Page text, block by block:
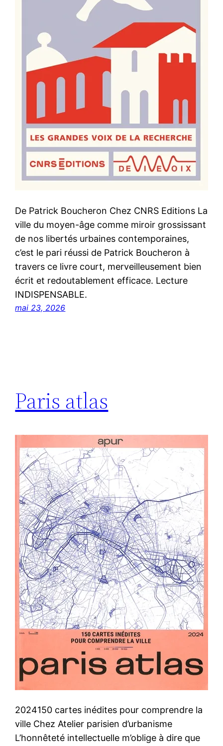
De Patrick Boucheron Chez CNRS Editions La
ville du moyen-âge comme miroir grossissant
de nos libertés urbaines contemporaines,
c’est le pari réussi de Patrick Boucheron à
travers ce livre court, merveilleusement bien
écrit et redoutablement efficace. Lecture
INDISPENSABLE.
mai 23, 2026
Paris atlas
2024150 cartes inédites pour comprendre la
ville Chez Atelier parisien d’urbanisme
L’honnêteté intellectuelle m’oblige à dire que